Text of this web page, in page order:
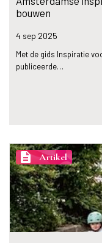
bouwen
4 sep 2025
Met de gids Inspiratie
publiceerde…
description Artikel